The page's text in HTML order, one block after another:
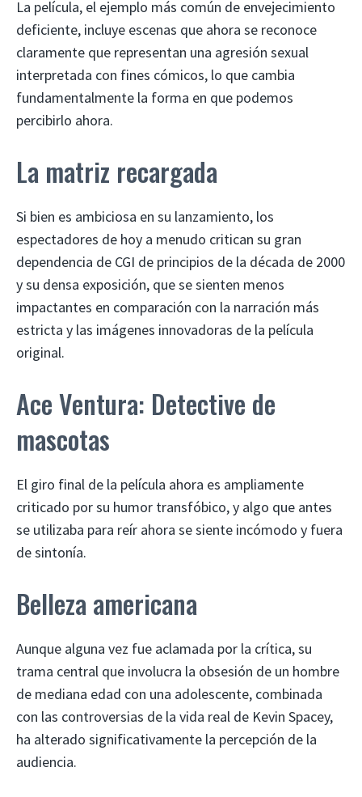
La película, el ejemplo más común de envejecimiento
deficiente, incluye escenas que ahora se reconoce
claramente que representan una agresión sexual
interpretada con fines cómicos, lo que cambia
fundamentalmente la forma en que podemos
percibirlo ahora.
La matriz recargada
Si bien es ambiciosa en su lanzamiento, los
espectadores de hoy a menudo critican su gran
dependencia de CGI de principios de la década de 2000
y su densa exposición, que se sienten menos
impactantes en comparación con la narración más
estricta y las imágenes innovadoras de la película
original.
Ace Ventura: Detective de
mascotas
El giro final de la película ahora es ampliamente
criticado por su humor transfóbico, y algo que antes
se utilizaba para reír ahora se siente incómodo y fuera
de sintonía.
Belleza americana
Aunque alguna vez fue aclamada por la crítica, su
trama central que involucra la obsesión de un hombre
de mediana edad con una adolescente, combinada
con las controversias de la vida real de Kevin Spacey,
ha alterado significativamente la percepción de la
audiencia.